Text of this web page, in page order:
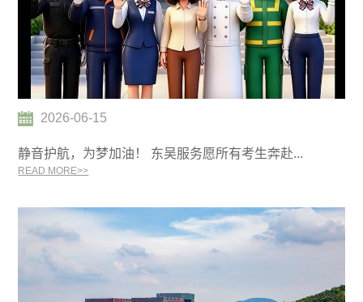
2026-06-15
静音护航，为梦加油！ 东吴服务愿所有考生奔赴...
READ MORE>>